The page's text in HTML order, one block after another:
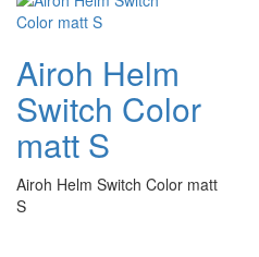
Airoh Helm
Switch Color
matt S
Airoh Helm Switch Color matt
S